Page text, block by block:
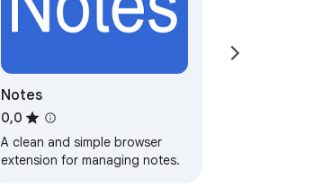
Notes
0,0
A clean and simple browser
extension for managing notes.